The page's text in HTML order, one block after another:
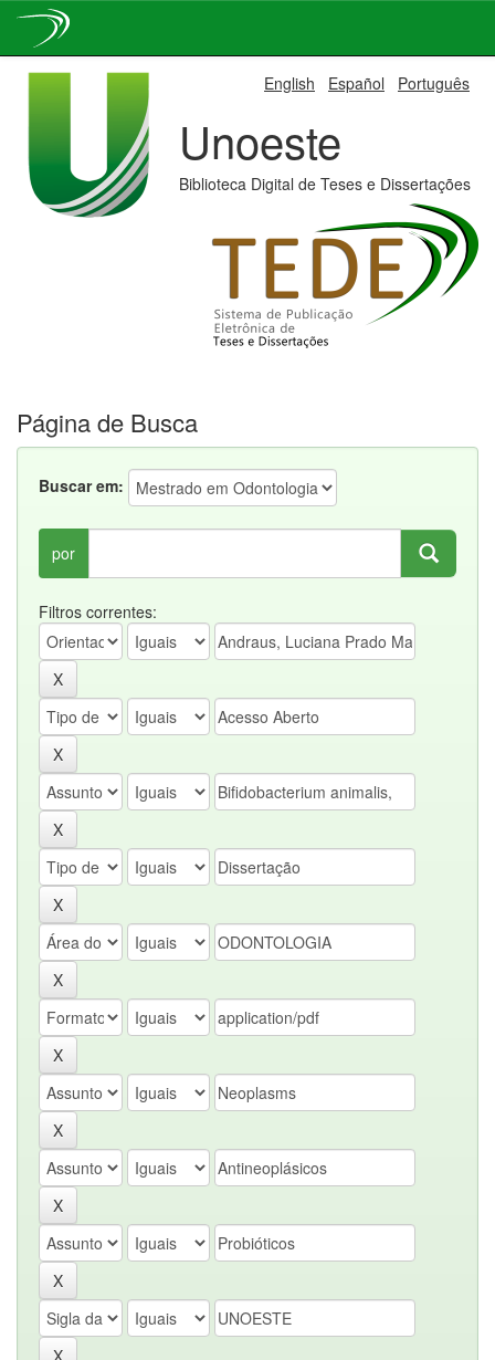
English Español Português
Unoeste
Biblioteca Digital de Teses e Dissertações
Página de Busca
Buscar em:
por
Filtros correntes: